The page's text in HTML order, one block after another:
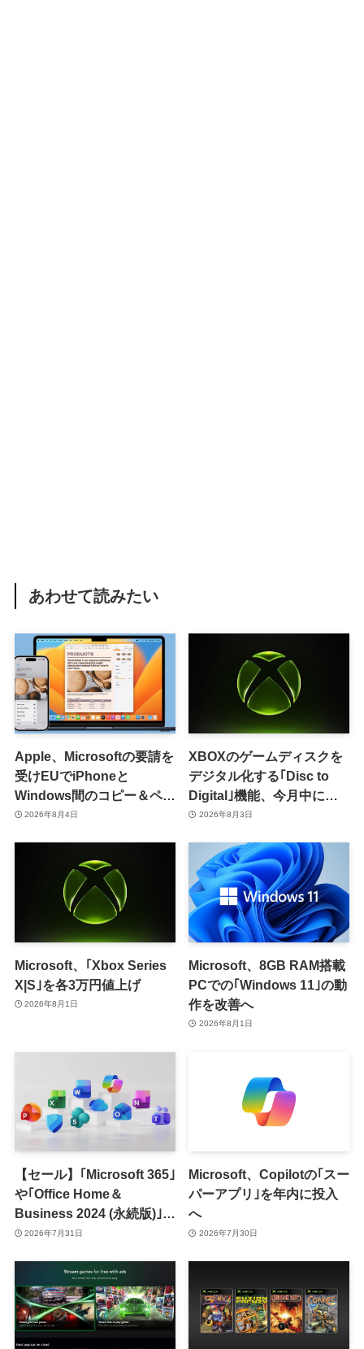
あわせて読みたい
Apple、Microsoftの要請を
受けEUでiPhoneと
Windows間のコピー＆ペー
スト機能を提供へ
2026年8月4日
XBOXのゲームディスクを
デジタル化する｢Disc to
Digital｣機能、今月中に提
供開始か
2026年8月3日
Microsoft、｢Xbox Series
X|S｣を各3万円値上げ
2026年8月1日
Microsoft、8GB RAM搭載
PCでの｢Windows 11｣の動
作を改善へ
2026年8月1日
【セール】｢Microsoft 365｣
や｢Office Home＆
Business 2024 (永続版)｣が
｢Amazon暮らし応援サマ
2026年7月31日
Microsoft、Copilotの｢スー
パーアプリ｣を年内に投入
へ
2026年7月30日